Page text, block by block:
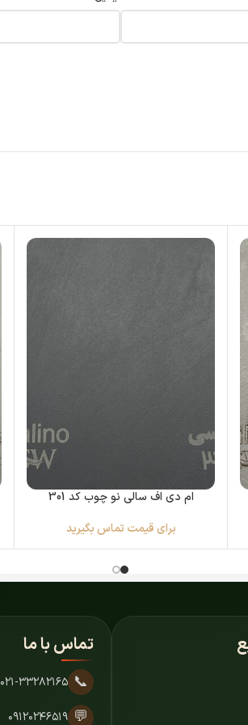
ام دی اف سالی نو چوب کد 301
برای قیمت تماس بگیرید
تماس با ما
📞 ۰۲۱-۳۳۲۸۲۱۶۵
💬 ۰۹۱۲۰۲۴۶۵۱۹